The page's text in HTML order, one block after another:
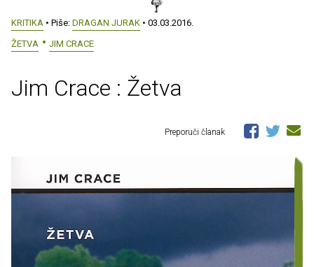
KRITIKA • Piše: DRAGAN JURAK • 03.03.2016.
ŽETVA
JIM CRACE
Jim Crace : Žetva
Preporuči članak